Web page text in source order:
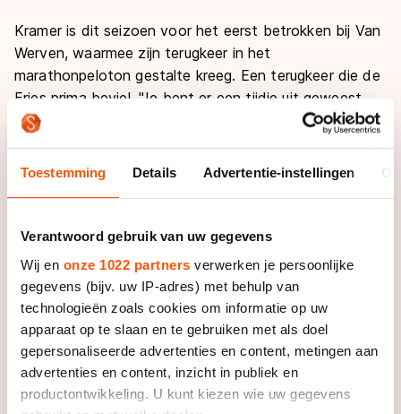
Toestemming Details Advertentie-instellingen
Verantwoord gebruik van uw gegevens
Wij en onze 1022 partners verwerken je persoonlijke
gegevens (bijv. uw IP-adres) met behulp van
technologieën zoals cookies om informatie op uw
apparaat op te slaan en te gebruiken met als doel
gepersonaliseerde advertenties en content, metingen aan
advertenties en content, inzicht in publiek en
productontwikkeling. U kunt kiezen wie uw gegevens
Schoonrijden
Natuurijs
Inlineskaten
Kunstschaatsen
Persoonlijke records & tijden
Historie & statistiek
De weg op
Inschrijven wedstrijden
Algemene Nederlandse Schaatstijd
Deze zomer de weg op
Waar kan ik schaatsen en skaten?
Schaatsfans
Alles voor jou als schaatsfan
Evenementen
Tickets
Word schaatsfan!
Winacties
Olympische Spelen
Olympische Spelen
Medaillespiegel
Olympische uitslagen
Van Jong tot Goud verhalen
Kramer is dit seizoen voor het eerst betrokken bij Van
Werven, waarmee zijn terugkeer in het
marathonpeloton gestalte kreeg. Een terugkeer die de
Fries prima beviel. "Je bent er een tijdje uit geweest,
maar als je terug bent voelt het na een beetje
dat bij Van Werven volgend seizoen iemand anders de
Ruitenberg een serieuze gegadigde. Kramer wordt dan
bedankt voor bewezen diensten.
"Het is nog niet definitief, maar ik heb wel het gevoel
dat het die kant uitgaat", aldus Kramer, die dat wel
betreurt. "Je staat er nu weer in, bent weer gewend
aan het peloton en dan is het zonde als het zo snel